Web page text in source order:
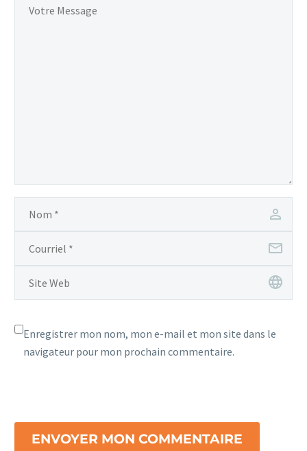
Enregistrer mon nom, mon e-mail et mon site dans le
navigateur pour mon prochain commentaire.
ENVOYER MON COMMENTAIRE